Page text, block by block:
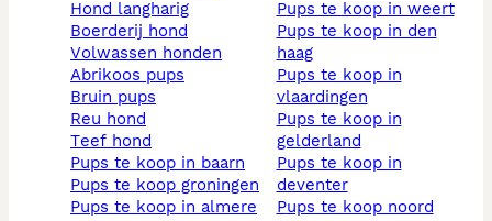
hond langharig
boerderij hond
volwassen honden
abrikoos pups
bruin pups
reu hond
teef hond
pups te koop in baarn
pups te koop groningen
pups te koop in almere
pups te koop in weert
pups te koop in den
haag
pups te koop in
vlaardingen
pups te koop in
gelderland
pups te koop in
deventer
pups te koop noord